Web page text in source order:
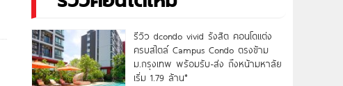
รีวิว dcondo vivid รังสิต คอนโดแต่ง
ครบสไตล์ Campus Condo ตรงข้าม
ม.กรุงเทพ พร้อมรับ-ส่ง ถึงหน้ามหาลัย
เริ่ม 1.79 ล้าน*